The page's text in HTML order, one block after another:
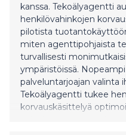
kanssa. Tekoälyagentti
henkilövahinkojen
pilotista
miten agenttipohjaista
turvallisesti
ympäristöissä.
palveluntarjoajan valinta
Tekoälyagentti tukee
korvauskäsittelyä